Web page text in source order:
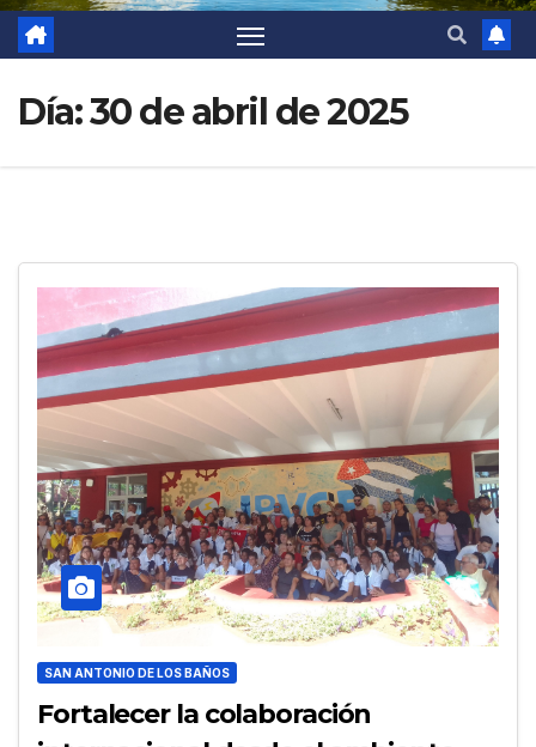
Día:30 de abril de 2025
SAN ANTONIO DE LOS BAÑOS
Fortalecer la colaboración